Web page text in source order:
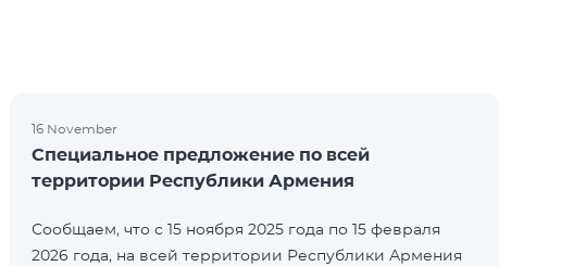
16 November
Специальное предложение по всей
территории Республики Армения
Сообщаем, что с 15 ноября 2025 года по 15 февраля
2026 года, на всей территории Республики Армения